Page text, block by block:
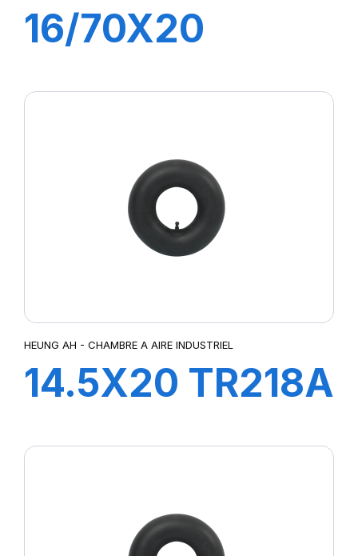
16/70X20
HEUNG AH - CHAMBRE A AIRE INDUSTRIEL
14.5X20 TR218A